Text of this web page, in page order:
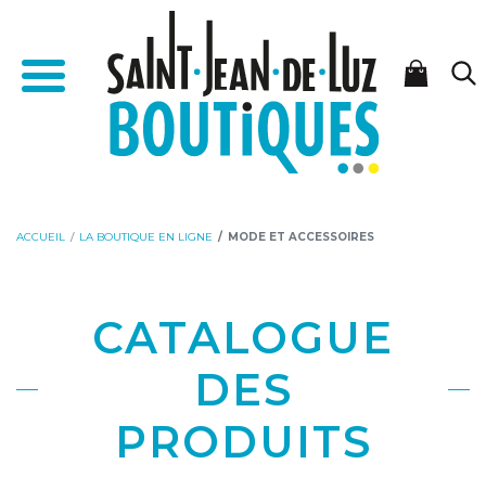
contenu
Menu
Accueil - Saint-Jean-de-Luz Boutiques
ACCUEIL LA BOUTIQUE EN LIGNE MODE ET ACCESSOIRES
CATALOGUE
DES
PRODUITS